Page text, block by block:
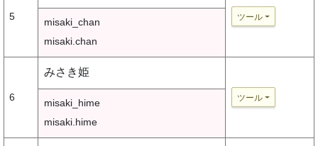
5 ツール
misaki_chan
misaki.chan
6
みさき姫
ツール
misaki_hime
misaki.hime